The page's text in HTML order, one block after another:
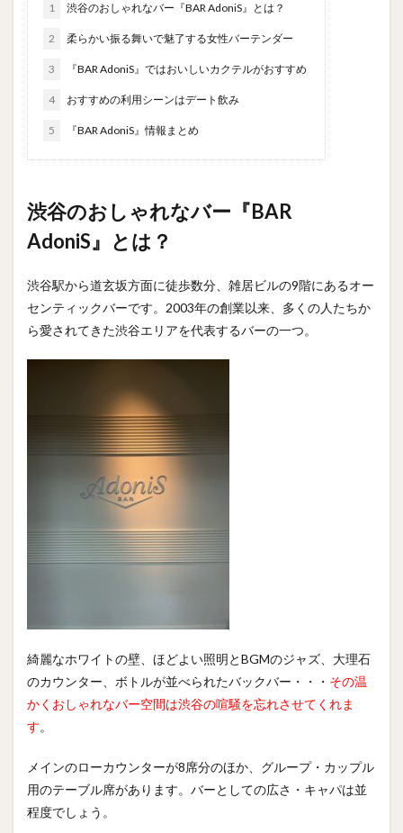
1 渋谷のおしゃれなバー『BAR AdoniS』とは？
2 柔らかい振る舞いで魅了する女性バーテンダー
3 『BAR AdoniS』ではおいしいカクテルがおすすめ
4 おすすめの利用シーンはデート飲み
5 『BAR AdoniS』情報まとめ
渋谷のおしゃれなバー『BAR
AdoniS』とは？
渋谷駅から道玄坂方面に徒歩数分、雑居ビルの9階にあるオー
センティックバーです。2003年の創業以来、多くの人たちか
ら愛されてきた渋谷エリアを代表するバーの一つ。
綺麗なホワイトの壁、ほどよい照明とBGMのジャズ、大理石
のカウンター、ボトルが並べられたバックバー・・・ その温
かくおしゃれなバー空間は渋谷の喧騒を忘れさせてくれま
す。
メインのローカウンターが8席分のほか、グループ・カップル
用のテーブル席があります。バーとしての広さ・キャパは並
程度でしょう。